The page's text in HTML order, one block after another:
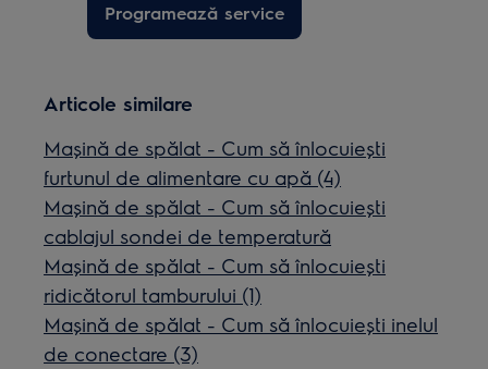
Programează service
Articole similare
Mașină de spălat - Cum să înlocuiești
furtunul de alimentare cu apă (4)
Mașină de spălat - Cum să înlocuiești
cablajul sondei de temperatură
Mașină de spălat - Cum să înlocuiești
ridicătorul tamburului (1)
Mașină de spălat - Cum să înlocuiești inelul
de conectare (3)